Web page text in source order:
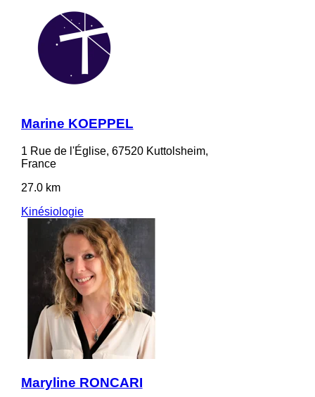
Marine KOEPPEL
1 Rue de l'Église, 67520 Kuttolsheim,
France
27.0 km
Kinésiologie
Maryline RONCARI